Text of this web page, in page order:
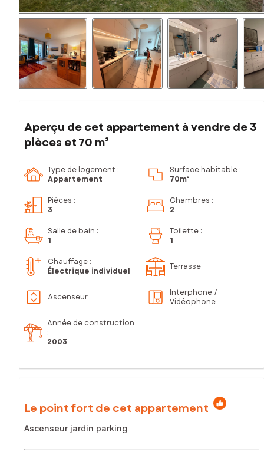
Aperçu de cet appartement à vendre de 3
pièces et 70 m²
Type de logement :
Appartement
Surface habitable :
70m²
Pièces :
3
Chambres :
2
Salle de bain :
1
Toilette :
1
Chauffage :
Électrique individuel
Terrasse
Ascenseur
Interphone /
Vidéophone
Année de construction
:
2003
Le point fort de cet appartement
Ascenseur jardin parking